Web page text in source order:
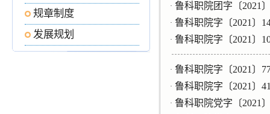
规章制度
发展规划
· 鲁科职院团字〔2021
· 鲁科职院字〔2021〕
· 鲁科职院字〔2021〕
· 鲁科职院字〔2021〕
· 鲁科职院字〔2021〕
· 鲁科职院党字〔2021